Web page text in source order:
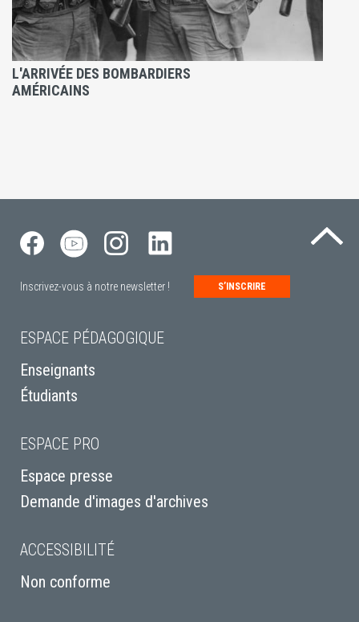
L'ARRIVÉE DES BOMBARDIERS
AMÉRICAINS
Inscrivez-vous à notre newsletter ! S’INSCRIRE
ESPACE PÉDAGOGIQUE
Enseignants
Étudiants
ESPACE PRO
Espace presse
Demande d'images d'archives
ACCESSIBILITÉ
Non conforme